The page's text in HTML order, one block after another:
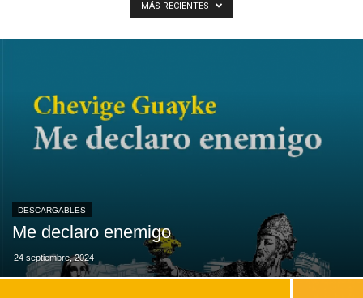
MÁS RECIENTES
DESCARGABLES
Me declaro enemigo
24 septiembre, 2024